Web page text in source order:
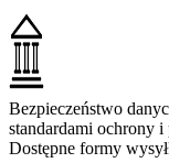
Bezpieczeństwo
standardami ochrony
Dostępne formy